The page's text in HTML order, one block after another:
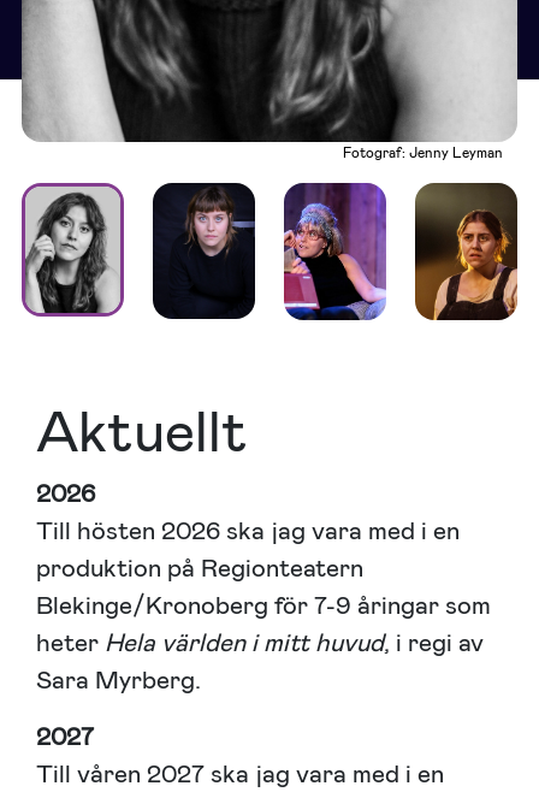
Fotograf: Jenny Leyman
Aktuellt
2026
Till hösten 2026 ska jag vara med i en
produktion på Regionteatern
Blekinge/Kronoberg för 7-9 åringar som
heter Hela världen i mitt huvud, i regi av
Sara Myrberg.
2027
Till våren 2027 ska jag vara med i en